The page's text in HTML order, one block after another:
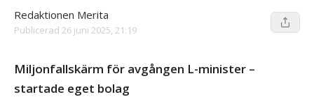
Redaktionen Merita
Publicerad 26 juni 2025, 21:19
Miljonfallskärm för avgången L-minister –
startade eget bolag